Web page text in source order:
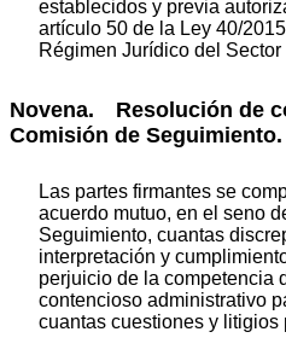
establecidos y previa
artículo 50 de la Ley 40/
Régimen Jurídico del Sector
Novena. Resolución de
Comisión de Seguimiento.
Las partes firmantes se
acuerdo mutuo, en el seno
Seguimiento, cuantas
interpretación y
perjuicio de la competencia
contencioso administrativo
cuantas cuestiones y litigios